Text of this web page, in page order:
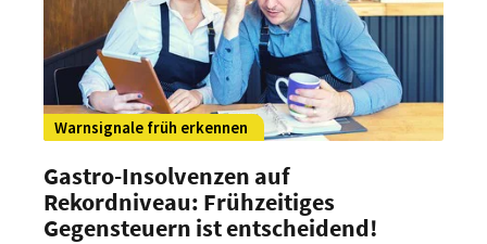
Warnsignale früh erkennen
Gastro-Insolvenzen auf
Rekordniveau: Frühzeitiges
Gegensteuern ist entscheidend!